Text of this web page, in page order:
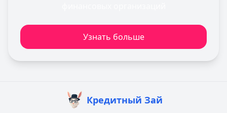
Узнать больше
Кредитный Зай